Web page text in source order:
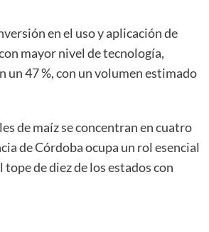
en el uso y aplicación de
mayor nivel de tecnología,
un 47 %, con un volumen estimado
de maíz se concentran en cuatro
de Córdoba ocupa un rol esencial
de diez de los estados con